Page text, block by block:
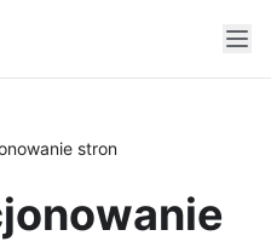
stron